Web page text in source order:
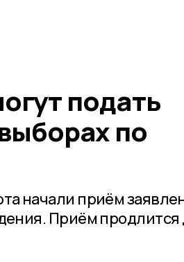
подать
по
начали приём
Приём продлится